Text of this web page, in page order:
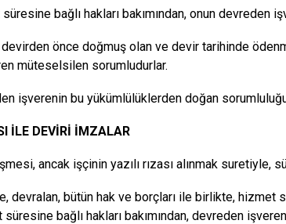
bağlı hakları bakımından, onun devreden
önce doğmuş olan ve devir tarihinde
müteselsilen sorumludurlar.
işverenin bu yükümlülüklerden doğan
İLE DEVİRİ İMZALAR
ancak işçinin yazılı rızası alınmak suretiyle,
devralan, bütün hak ve borçları ile birlikte, hizmet
bağlı hakları bakımından, devreden